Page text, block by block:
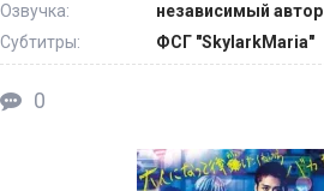
Озвучка:
независимый автор
Субтитры:
ФСГ "SkylarkMaria"
0